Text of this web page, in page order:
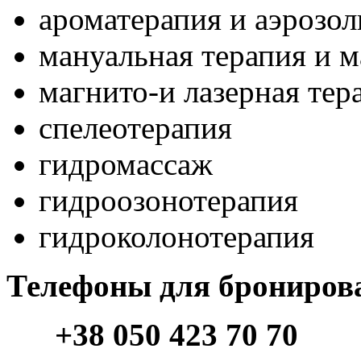
ароматерапия и
мануальная терапия и
магнито-и лазерная
спелеотерапия
гидромассаж
гидроозонотерапия
гидроколонотерапия
Телефоны для
+38 050 423 70 70